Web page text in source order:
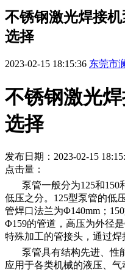
不锈钢激光焊接
选择
2023-02-15 18:15:36 东莞市
不锈钢激光
选择
发布日期：2023-02-15
点击量：
泵管一般分为125和150
低压之分。125型泵管的低
管焊口法兰为Φ140mm；
Φ159的管道，高压为外径
特殊加工的管接头，通过焊
泵管具有结构先进、性
应用于各类机械的液压、